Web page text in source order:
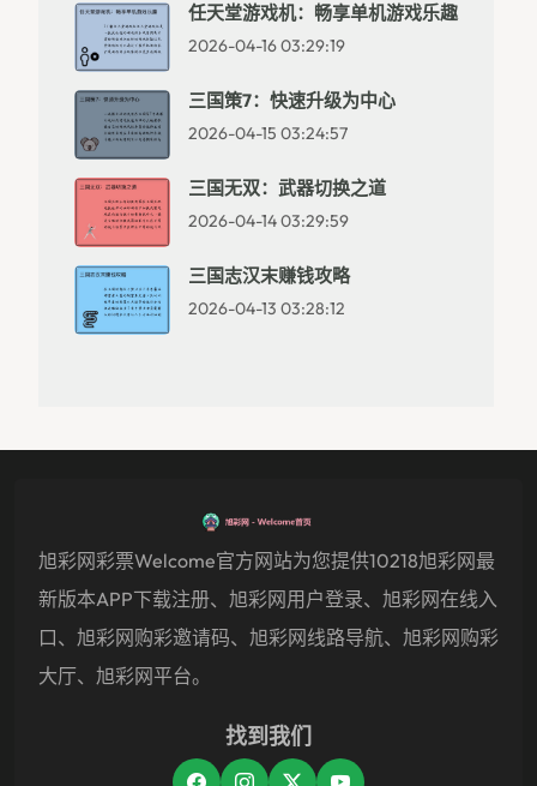
任天堂游戏机：畅享单机游戏乐趣
2026-04-16 03:29:19
三国策7：快速升级为中心
2026-04-15 03:24:57
三国无双：武器切换之道
2026-04-14 03:29:59
三国志汉末赚钱攻略
2026-04-13 03:28:12
旭彩网彩票welcome官方网站为您提供10218旭彩网最
新版本APP下载注册、旭彩网用户登录、旭彩网在线入
口、旭彩网购彩邀请码、旭彩网线路导航、旭彩网购彩
大厅、旭彩网平台。
找到我们